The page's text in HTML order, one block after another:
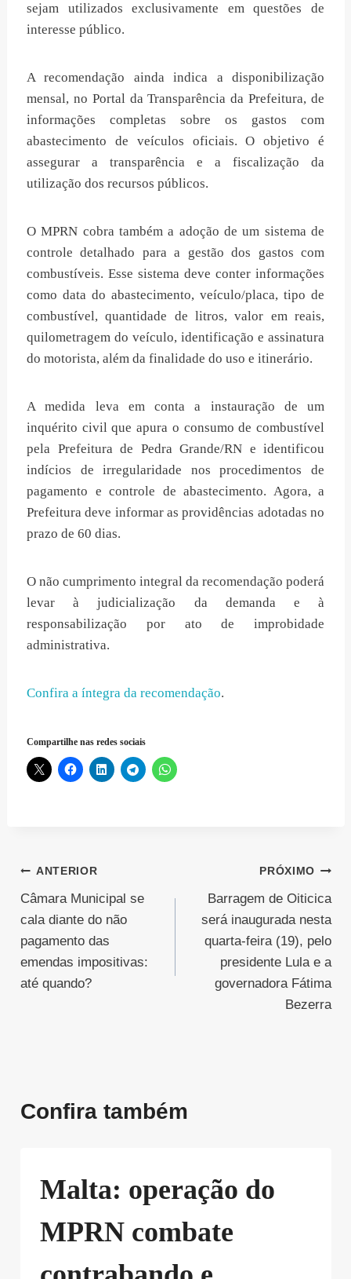
sejam utilizados exclusivamente em questões de
interesse público.
A recomendação ainda indica a disponibilização
mensal, no Portal da Transparência da Prefeitura, de
informações completas sobre os gastos com
abastecimento de veículos oficiais. O objetivo é
assegurar a transparência e a fiscalização da
utilização dos recursos públicos.
O MPRN cobra também a adoção de um sistema de
controle detalhado para a gestão dos gastos com
combustíveis. Esse sistema deve conter informações
como data do abastecimento, veículo/placa, tipo de
combustível, quantidade de litros, valor em reais,
quilometragem do veículo, identificação e assinatura
do motorista, além da finalidade do uso e itinerário.
A medida leva em conta a instauração de um
inquérito civil que apura o consumo de combustível
pela Prefeitura de Pedra Grande/RN e identificou
indícios de irregularidade nos procedimentos de
pagamento e controle de abastecimento. Agora, a
Prefeitura deve informar as providências adotadas no
prazo de 60 dias.
O não cumprimento integral da recomendação poderá
levar à judicialização da demanda e à
responsabilização por ato de improbidade
administrativa.
Confira a íntegra da recomendação.
Compartilhe nas redes sociais
Navegação
de
Post
ANTERIOR
Câmara Municipal se
cala diante do não
pagamento das
emendas impositivas:
até quando?
PRÓXIMO
Barragem de Oiticica
será inaugurada nesta
quarta-feira (19), pelo
presidente Lula e a
governadora Fátima
Bezerra
Confira também
Malta: operação do
MPRN combate